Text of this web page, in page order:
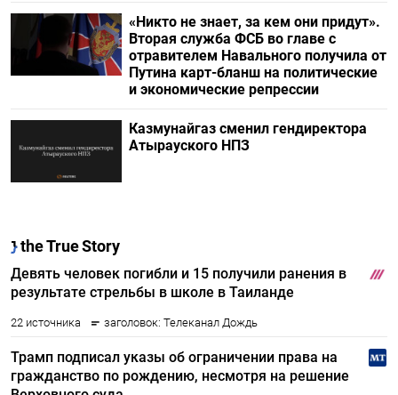
«Никто не знает, за кем они придут».
Вторая служба ФСБ во главе с
отравителем Навального получила от
Путина карт-бланш на политические
и экономические репрессии
Казмунайгаз сменил гендиректора
Атырауского НПЗ